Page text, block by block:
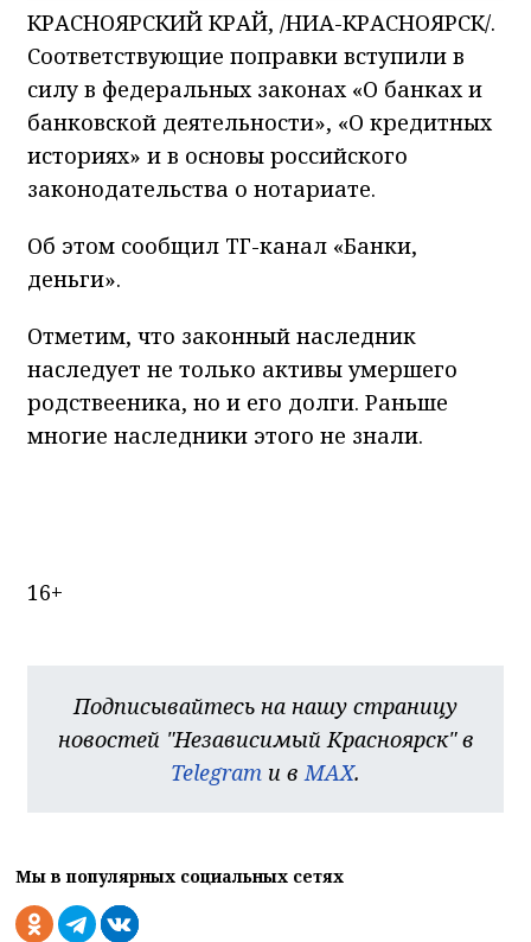
КРАСНОЯРСКИЙ КРАЙ, /НИА-КРАСНОЯРСК/.
Соответствующие поправки вступили в
силу в федеральных законах «О банках и
банковской деятельности», «О кредитных
историях» и в основы российского
законодательства о нотариате.
Об этом сообщил ТГ-канал «Банки,
деньги».
Отметим, что законный наследник
наследует не только активы умершего
родствееника, но и его долги. Раньше
многие наследники этого не знали.
16+
Подписывайтесь на нашу страницу
новостей "Независимый Красноярск" в
Telegram и вMAX.
Мы в популярных социальных сетях